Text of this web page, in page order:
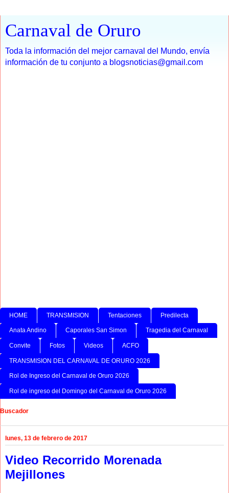
Carnaval de Oruro
Toda la información del mejor carnaval del Mundo, envía
información de tu conjunto a blogsnoticias@gmail.com
HOME TRANSMISION Tentaciones Predilecta
Anata Andino Caporales San Simon Tragedia del Carnaval
Convite Fotos Videos ACFO
TRANSMISION DEL CARNAVAL DE ORURO 2026
Rol de Ingreso del Carnaval de Oruro 2026
Rol de ingreso del Domingo del Carnaval de Oruro 2026
Buscador
lunes, 13 de febrero de 2017
Video Recorrido Morenada
Mejillones